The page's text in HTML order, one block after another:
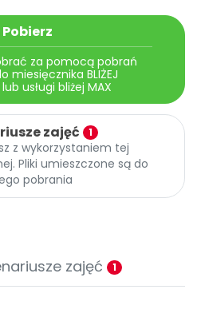
Pobierz
za pomocą pobrań
miesięcznika BLIŻEJ
lub usługi bliżej MAX
zajęć 1
z wykorzystaniem tej
Pliki umieszczone są do
pobrania
zajęć 1